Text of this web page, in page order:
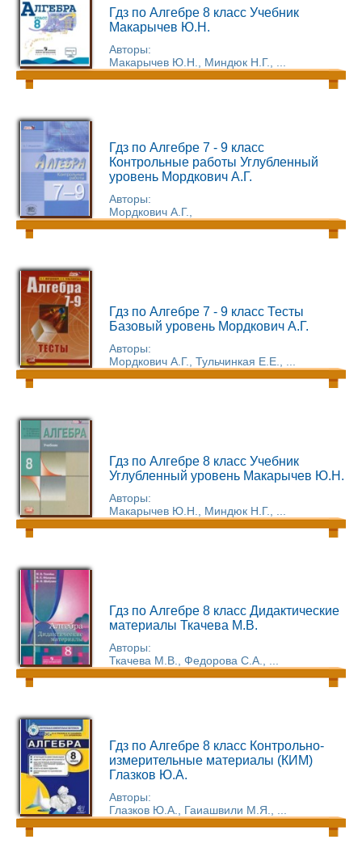
Гдз по Алгебре 8 класс Учебник
Макарычев Ю.Н.
Авторы:
Макарычев Ю.Н., Миндюк Н.Г., ...
Гдз по Алгебре 7 - 9 класс
Контрольные работы Углубленный
уровень Мордкович А.Г.
Авторы:
Мордкович А.Г.,
Гдз по Алгебре 7 - 9 класс Тесты
Базовый уровень Мордкович А.Г.
Авторы:
Мордкович А.Г., Тульчинкая Е.Е., ...
Гдз по Алгебре 8 класс Учебник
Углубленный уровень Макарычев Ю.Н.
Авторы:
Макарычев Ю.Н., Миндюк Н.Г., ...
Гдз по Алгебре 8 класс Дидактические
материалы Ткачева М.В.
Авторы:
Ткачева М.В., Федорова С.А., ...
Гдз по Алгебре 8 класс Контрольно-
измерительные материалы (КИМ)
Глазков Ю.А.
Авторы:
Глазков Ю.А., Гаиашвили М.Я., ...